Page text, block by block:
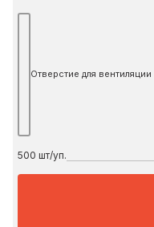
Отверстие для вентиляции
500 шт/уп.